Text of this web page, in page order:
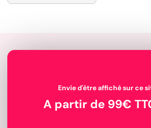
Envie d'être affiché sur ce
A partir de 99€